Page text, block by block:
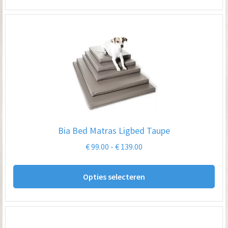
Bia Bed Matras Ligbed Taupe
€99.00 - € 139.00
€ 139.00
Opties selecteren
Dit